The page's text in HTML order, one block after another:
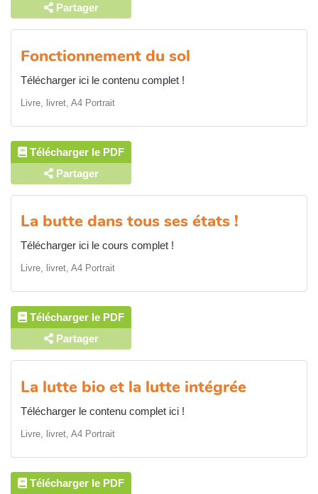
Partager
Fonctionnement du sol
Télécharger ici le contenu complet !
Livre, livret, A4 Portrait
Télécharger le PDF
Partager
La butte dans tous ses états !
Télécharger ici le cours complet !
Livre, livret, A4 Portrait
Télécharger le PDF
Partager
La lutte bio et la lutte intégrée
Télécharger le contenu complet ici !
Livre, livret, A4 Portrait
Télécharger le PDF